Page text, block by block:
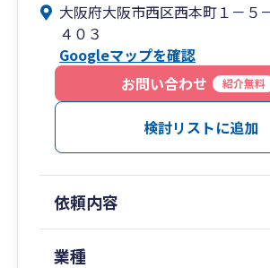
は、この専門スタッフがこれらの
て、そんな状況である顧客の皆さん
ックアップ又はフォローアップ致し
そして、自社又は自力で記帳など
客に対しては、弥生の会計、給与ソ
する入力や記帳のやり方等の指導も
か、こんな時は入力はどうするの
とがあった場合には、これらに関
応用までわかりやすく丁寧に、ご
大阪府大阪市西区西本町１－５
４０３
Googleマップを確認
お問い合わせ
紹介無料
検討リストに追加
依頼内容
業種